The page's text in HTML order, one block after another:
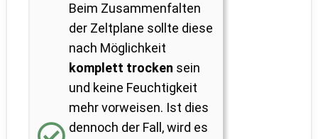
Beim Zusammenfalten
der Zeltplane sollte diese
nach Möglichkeit
komplett trocken sein
und keine Feuchtigkeit
mehr vorweisen. Ist dies
dennoch der Fall, wird es